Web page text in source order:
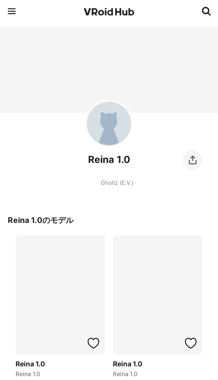
Reina 1.0
Ghollz (E.V.)
Reina 1.0のモデル
Reina 1.0
Reina 1.0
Reina 1.0
Reina 1.0